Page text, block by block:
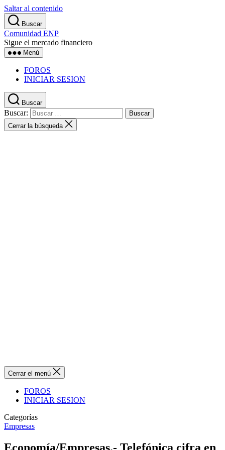
Saltar al contenido
Buscar
Comunidad ENP
Sigue el mercado financiero
Menú
FOROS
INICIAR SESION
Buscar
Buscar:
Cerrar la búsqueda
Cerrar el menú
FOROS
INICIAR SESION
Categorías
Empresas